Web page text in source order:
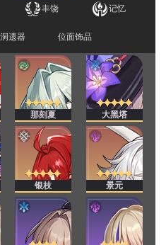
丰饶 记忆
遗器 位面饰品
那刻夏 大黑塔
银枝 景元